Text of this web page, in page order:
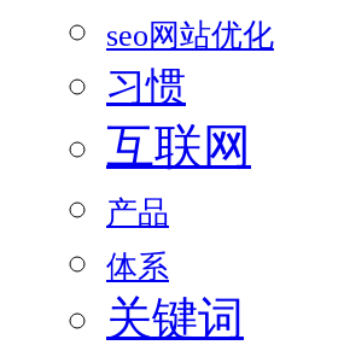
seo网站优化
习惯
互联网
产品
体系
关键词